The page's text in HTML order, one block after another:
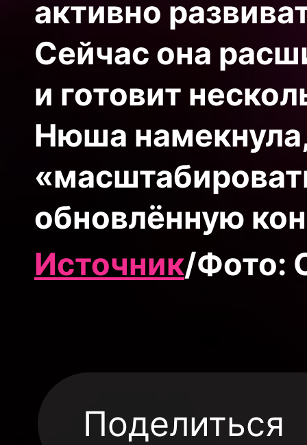
активно
Сейчас она
и готовит
Нюша
обновлённую
Источник/Фото:
Поделиться